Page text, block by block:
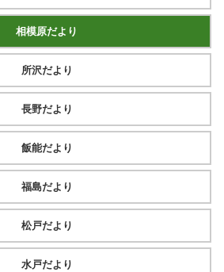
相模原だより
所沢だより
長野だより
飯能だより
福島だより
松戸だより
水戸だより